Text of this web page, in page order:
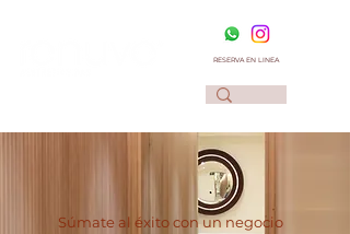
RESERVA EN LINEA
Súmate al éxito con un negocio